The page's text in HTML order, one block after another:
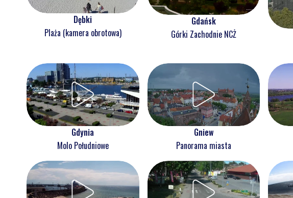
Dębki
Plaża (kamera obrotowa)
Gdańsk
Górki Zachodnie NCŻ
Gdynia
Molo Południowe
Gniew
Panorama miasta